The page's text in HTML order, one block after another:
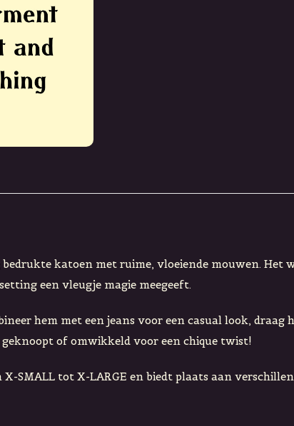
katoen met ruime, vloeiende mouwen. Het
een vleugje magie meegeeft.
hem met een jeans voor een casual look,
of omwikkeld voor een chique twist!
SMALL tot X-LARGE en biedt plaats aan